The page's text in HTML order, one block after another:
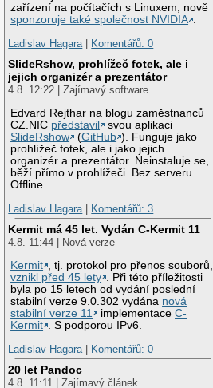
zařízení na počítačích s Linuxem, nově
sponzoruje také společnost NVIDIA .
Ladislav Hagara | Komentářů: 0
SlideRshow, prohlížeč fotek, ale i
jejich organizér a prezentátor
4.8. 12:22 | Zajímavý software
Edvard Rejthar na blogu zaměstnanců
CZ.NIC představil
svou aplikaci
SlideRshow
(GitHub ). Funguje jako
prohlížeč fotek, ale i jako jejich
organizér a prezentátor. Neinstaluje se,
běží přímo v prohlížeči. Bez serveru.
Offline.
Ladislav Hagara | Komentářů: 3
Kermit má 45 let. Vydán C-Kermit 11
4.8. 11:44 | Nová verze
Kermit , tj. protokol pro přenos souborů,
vznikl před 45 lety . Při této příležitosti
byla po 15 letech od vydání poslední
stabilní verze 9.0.302 vydána nová
stabilní verze 11
implementaceC-
Kermit . S podporou IPv6.
Ladislav Hagara | Komentářů: 0
20 let Pandoc
4.8. 11:11 | Zajímavý článek